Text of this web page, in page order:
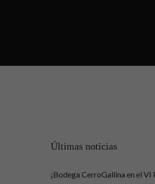
Últimas noticias
¡Bodega CerroGallina en el VI